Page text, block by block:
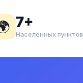
7+
Населенных пунктов